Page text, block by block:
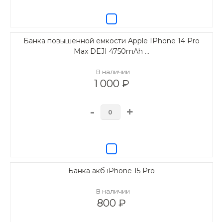
Банка повышенной емкости Apple IPhone 14 Pro
Max DEJI 4750mAh ...
В наличии
1 000 ₽
- +
Банка акб iPhone 15 Pro
В наличии
800 ₽